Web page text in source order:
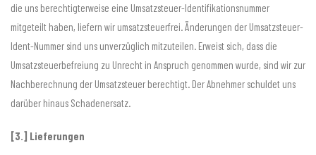
die uns berechtigterweise eine Umsatzsteuer-Identifikationsnummer
mitgeteilt haben, liefern wir umsatzsteuerfrei. Änderungen der Umsatzsteuer-
Ident-Nummer sind uns unverzüglich mitzuteilen. Erweist sich, dass die
Umsatzsteuerbefreiung zu Unrecht in Anspruch genommen wurde, sind wir zur
Nachberechnung der Umsatzsteuer berechtigt. Der Abnehmer schuldet uns
darüber hinaus Schadenersatz.
[3.] Lieferungen